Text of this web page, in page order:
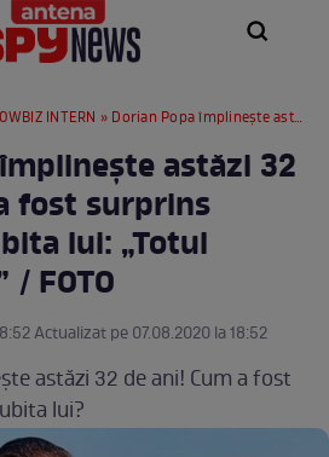
INTERN » Dorian Popa împlinește astăzi 32 de ani! Cum a fost surprins artistul de iubita lui: „Totul pentru mine” / FOTO
astăzi 32
fost surprins
lui: „Totul
FOTO
Actualizat pe 07.08.2020 la 18:52
astăzi 32 de ani! Cum a fost
lui?